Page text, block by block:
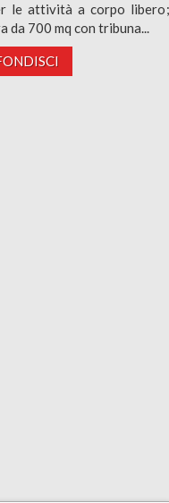
le attività a corpo libero;
da 700 mq con tribuna...